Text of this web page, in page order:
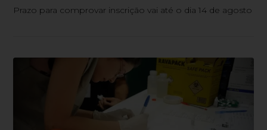
Prazo para comprovar inscrição vai até o dia 14 de agosto